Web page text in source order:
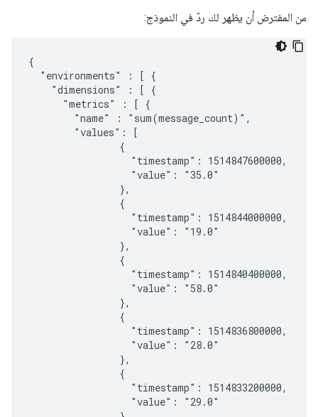
من المفترض أن يظهر لك ردّ في النموذج:
{
  "environments" : [ {
    "dimensions" : [ {
      "metrics" : [ {
        "name" : "sum(message_count)",
        "values": [
                {
                  "timestamp": 1514847600000,
                  "value": "35.0"
                },
                {
                  "timestamp": 1514844000000,
                  "value": "19.0"
                },
                {
                  "timestamp": 1514840400000,
                  "value": "58.0"
                },
                {
                  "timestamp": 1514836800000,
                  "value": "28.0"
                },
                {
                  "timestamp": 1514833200000,
                  "value": "29.0"